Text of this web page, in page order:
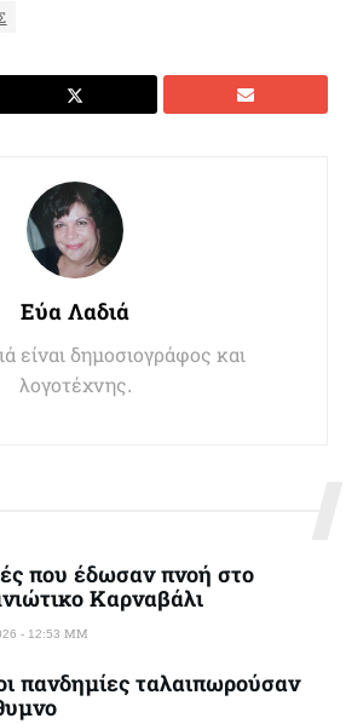
Εύα Λαδιά
είναι δημοσιογράφος και
λογοτέχνης.
που έδωσαν πνοή στο
Καρναβάλι
- 12:53 ΜΜ
πανδημίες ταλαιπωρούσαν